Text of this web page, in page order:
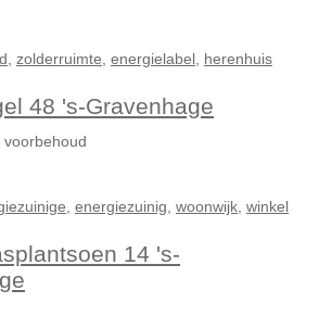
zolderruimte energielabel herenhuis
48 's-Gravenhage
energiezuinig woonwijk winkel
14 's-